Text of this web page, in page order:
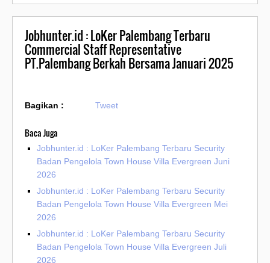
Jobhunter.id : LoKer Palembang Terbaru
Commercial Staff Representative
PT.Palembang Berkah Bersama Januari 2025
Bagikan : Tweet
Baca Juga
Jobhunter.id : LoKer Palembang Terbaru Security
Badan Pengelola Town House Villa Evergreen Juni
2026
Jobhunter.id : LoKer Palembang Terbaru Security
Badan Pengelola Town House Villa Evergreen Mei
2026
Jobhunter.id : LoKer Palembang Terbaru Security
Badan Pengelola Town House Villa Evergreen Juli
2026